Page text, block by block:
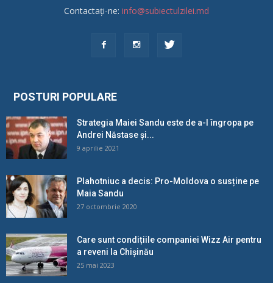
Contactați-ne: info@subiectulzilei.md
POSTURI POPULARE
Strategia Maiei Sandu este de a-l îngropa pe
Andrei Năstase și...
9 aprilie 2021
Plahotniuc a decis: Pro-Moldova o susține pe
Maia Sandu
27 octombrie 2020
Care sunt condițiile companiei Wizz Air pentru
a reveni la Chișinău
25 mai 2023